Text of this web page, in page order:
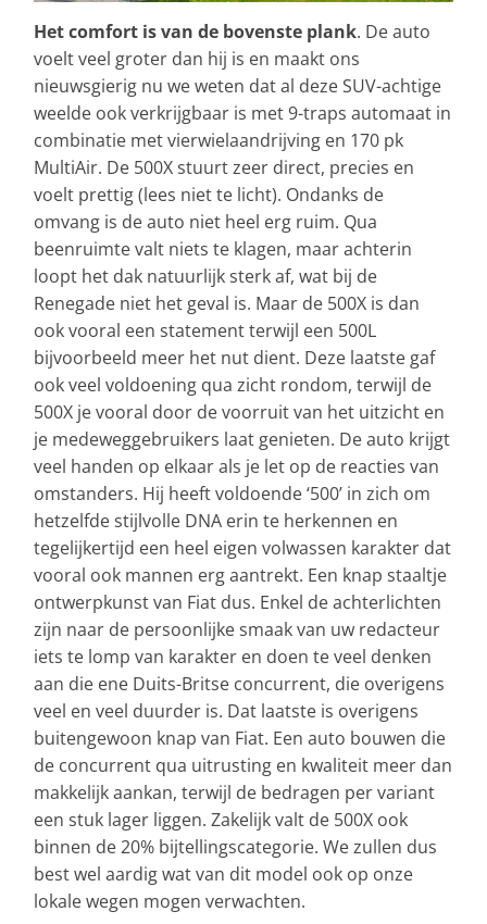
Het comfort is van de bovenste plank. De auto
voelt veel groter dan hij is en maakt ons
nieuwsgierig nu we weten dat al deze SUV-achtige
weelde ook verkrijgbaar is met 9-traps automaat in
combinatie met vierwielaandrijving en 170 pk
MultiAir. De 500X stuurt zeer direct, precies en
voelt prettig (lees niet te licht). Ondanks de
omvang is de auto niet heel erg ruim. Qua
beenruimte valt niets te klagen, maar achterin
loopt het dak natuurlijk sterk af, wat bij de
Renegade niet het geval is. Maar de 500X is dan
ook vooral een statement terwijl een 500L
bijvoorbeeld meer het nut dient. Deze laatste gaf
ook veel voldoening qua zicht rondom, terwijl de
500X je vooral door de voorruit van het uitzicht en
je medeweggebruikers laat genieten. De auto krijgt
veel handen op elkaar als je let op de reacties van
omstanders. Hij heeft voldoende ‘500’ in zich om
hetzelfde stijlvolle DNA erin te herkennen en
tegelijkertijd een heel eigen volwassen karakter dat
vooral ook mannen erg aantrekt. Een knap staaltje
ontwerpkunst van Fiat dus. Enkel de achterlichten
zijn naar de persoonlijke smaak van uw redacteur
iets te lomp van karakter en doen te veel denken
aan die ene Duits-Britse concurrent, die overigens
veel en veel duurder is. Dat laatste is overigens
buitengewoon knap van Fiat. Een auto bouwen die
de concurrent qua uitrusting en kwaliteit meer dan
makkelijk aankan, terwijl de bedragen per variant
een stuk lager liggen. Zakelijk valt de 500X ook
binnen de 20% bijtellingscategorie. We zullen dus
best wel aardig wat van dit model ook op onze
lokale wegen mogen verwachten.